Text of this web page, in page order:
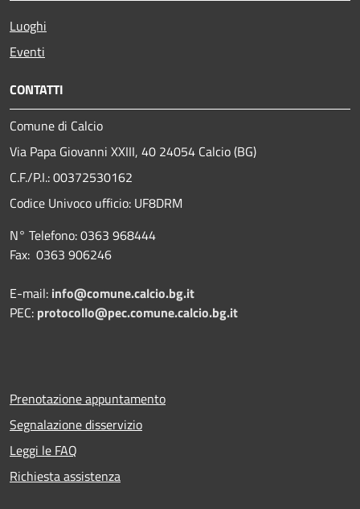
Luoghi
Eventi
CONTATTI
Comune di Calcio
Via Papa Giovanni XXIII, 40 24054 Calcio (BG)
C.F./P.I.: 00372530162
Codice Univoco ufficio: UF8DRM
N° Telefono: 0363 968444
Fax: 0363 906246
E-mail: info@comune.calcio.bg.it
PEC: protocollo@pec.comune.calcio.bg.it
Prenotazione appuntamento
Segnalazione disservizio
Leggi le FAQ
Richiesta assistenza